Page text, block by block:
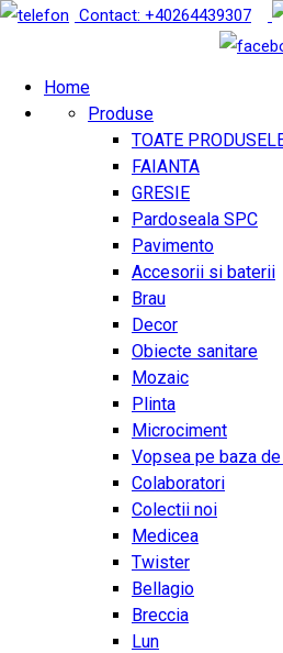
Contact: +40264439307
Home
Produse
TOATE
FAIANTA
GRESIE
Pardoseala SPC
Pavimento
Accesorii si baterii
Brau
Decor
Obiecte sanitare
Mozaic
Plinta
Microciment
Vopsea pe baza
Colaboratori
Colectii noi
Medicea
Twister
Bellagio
Breccia
Lun